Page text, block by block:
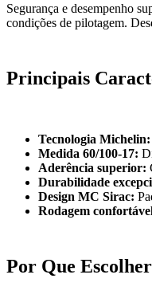
Segurança e desempenho
condições de pilotagem.
Principais
Tecnologia Michelin:
Medida 60/100-17:
Aderência superior:
Durabilidade
Design MC Sirac:
Rodagem
Por Que